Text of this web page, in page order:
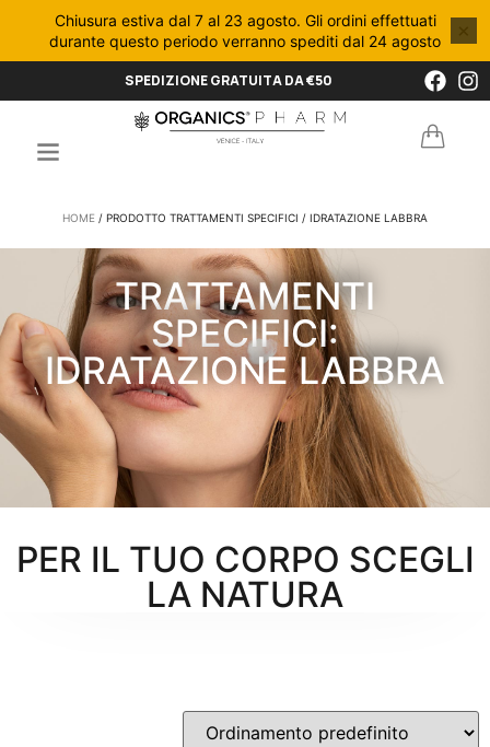
Chiusura estiva dal 7 al 23 agosto. Gli ordini effettuati
durante questo periodo verranno spediti dal 24 agosto
×
SPEDIZIONE GRATUITA DA €50
HOME / PRODOTTO TRATTAMENTI SPECIFICI / IDRATAZIONE LABBRA
TRATTAMENTI
SPECIFICI:
IDRATAZIONE LABBRA
PER IL TUO CORPO SCEGLI
LA NATURA